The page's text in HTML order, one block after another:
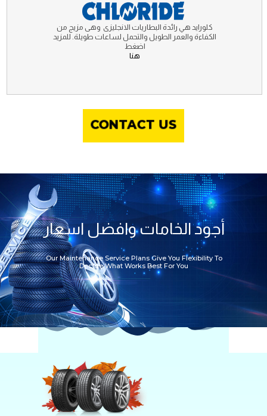
CONTACT US
كلورايد هي رائدة البطاريات الانجليزى وهى مزيج من
الكفاءة والعمر الطويل والتحمل لساعات طويلة. للمزيد
اضغط
هنا
Our Maintenance Service Plans Give You Flexibility To
Decide What Works Best For You
أجود الخامات وافضل اسعار